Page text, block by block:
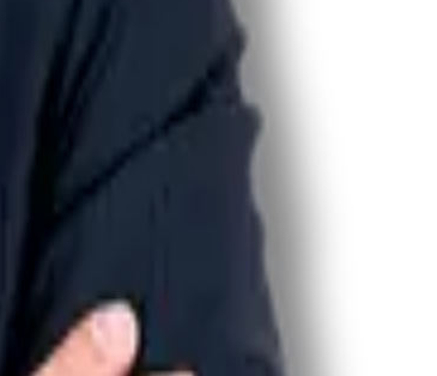
Alvares Penteado - FAAP e da Universidade
da Pós-graduação de Direito Processual Civil.